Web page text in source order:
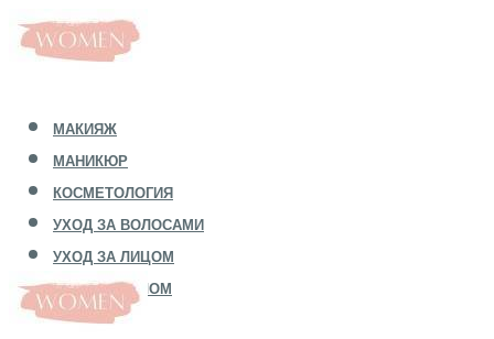
МАКИЯЖ
МАНИКЮР
КОСМЕТОЛОГИЯ
УХОД ЗА ВОЛОСАМИ
УХОД ЗА ЛИЦОМ
УХОД ЗА ТЕЛОМ